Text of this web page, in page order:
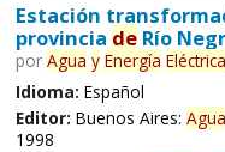
Estación
provincia deRío
por Agua y Energía
Idioma: Español
Editor: Buenos Aires: Agua
1998